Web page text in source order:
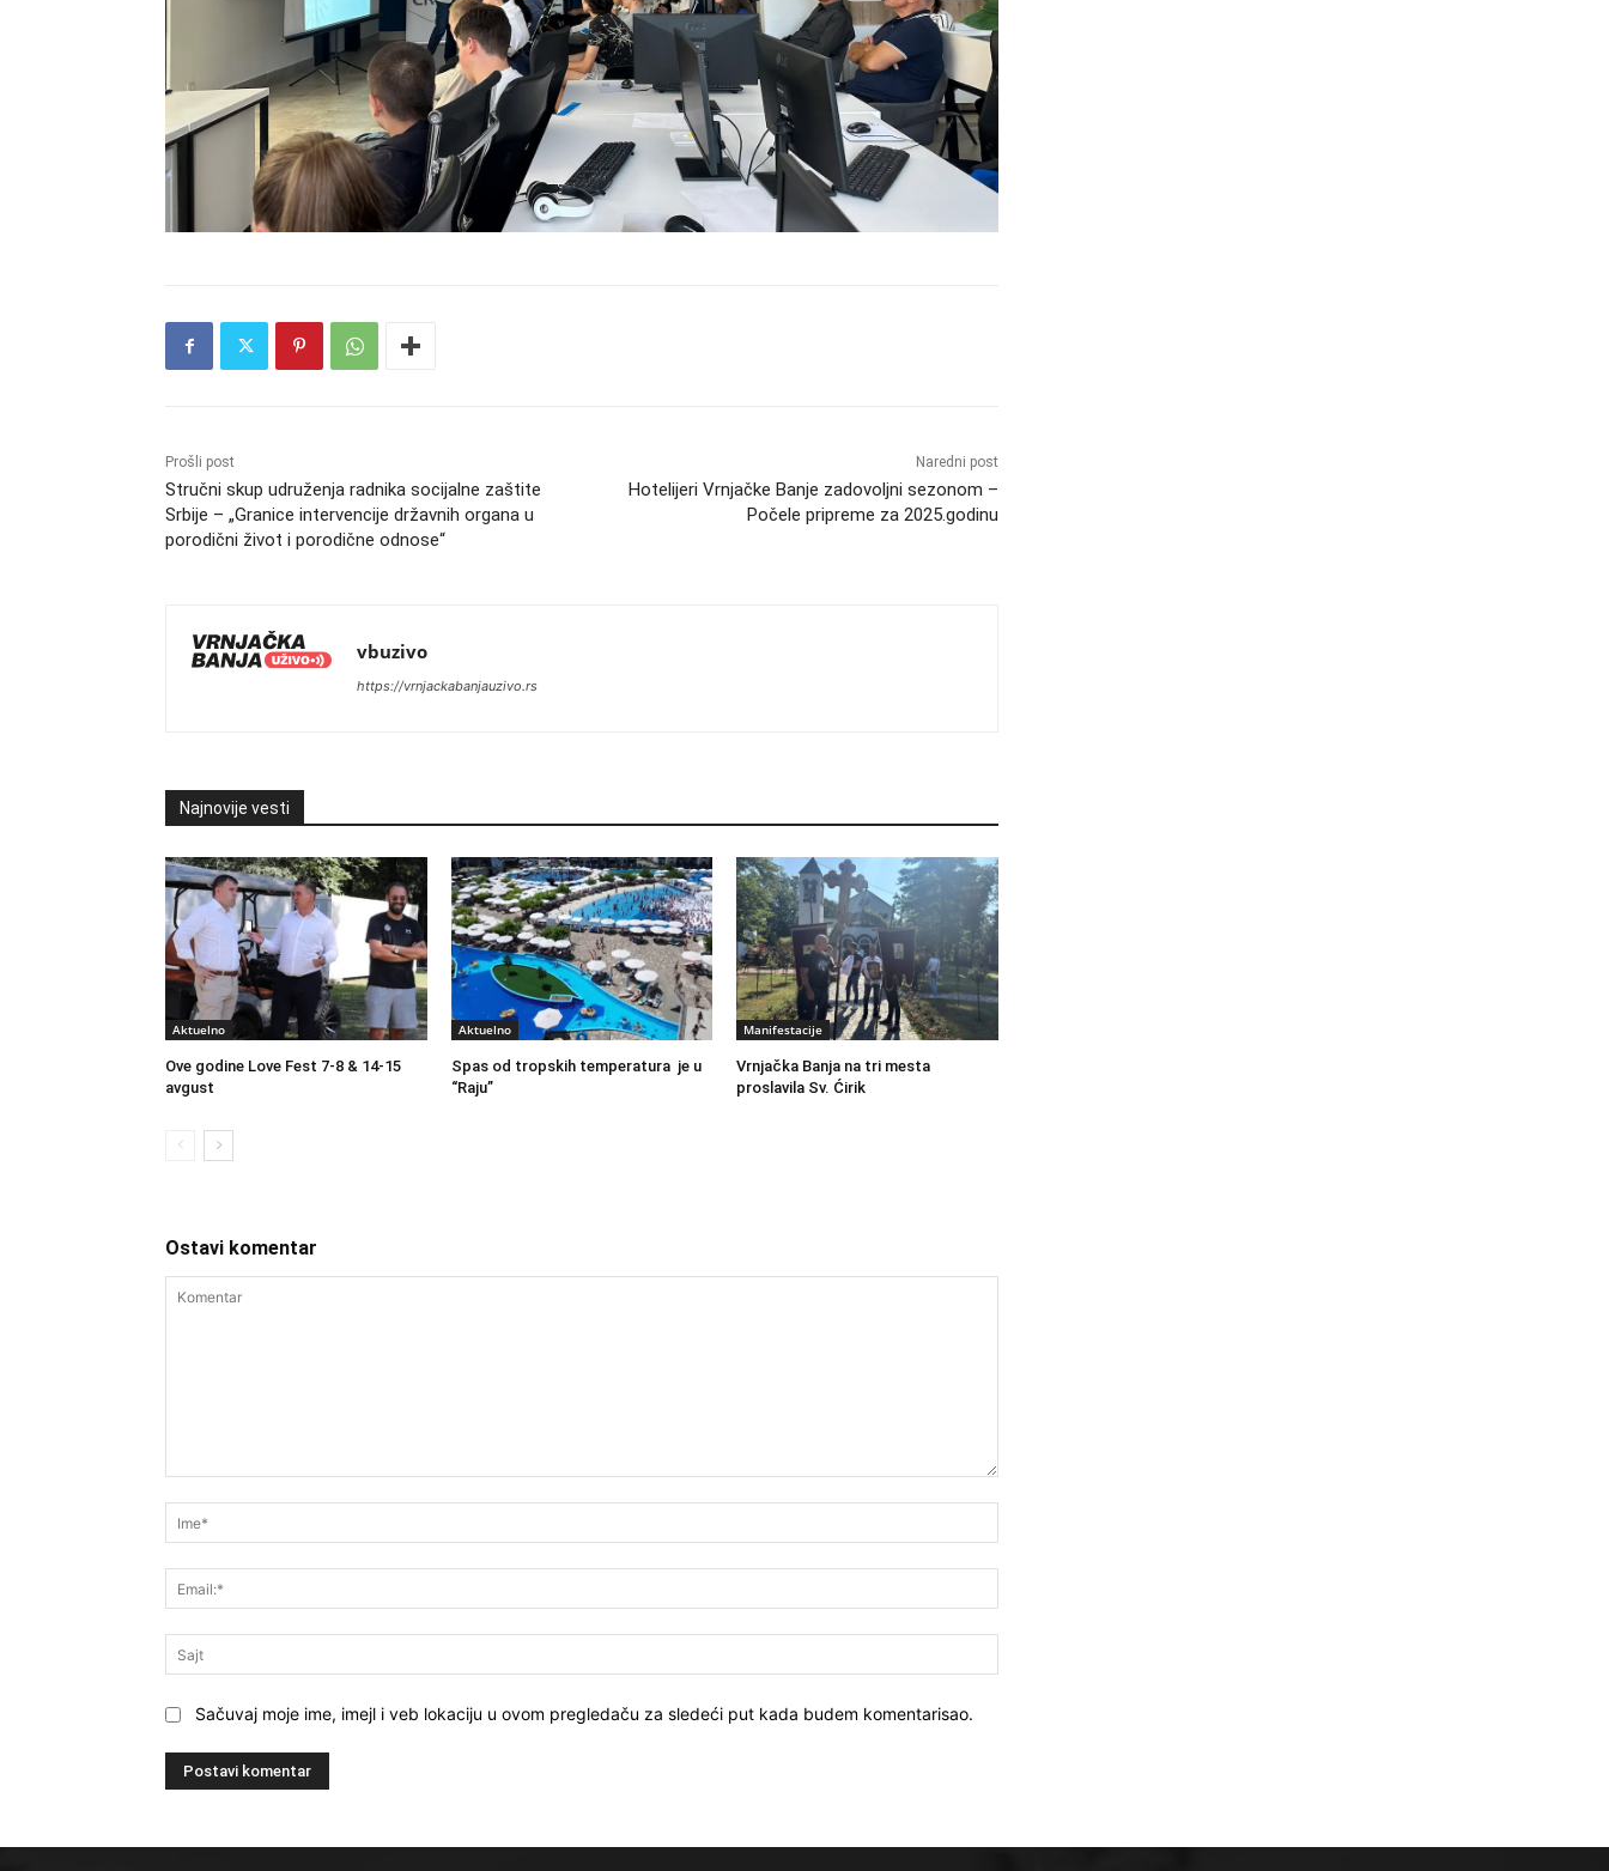
Prošli post
Stručni skup udruženja radnika socijalne zaštite
Srbije – „Granice intervencije državnih organa u
porodični život i porodične odnose“
Naredni post
Hotelijeri Vrnjačke Banje zadovoljni sezonom –
Počele pripreme za 2025.godinu
vbuzivo
https://vrnjackabanjauzivo.rs
Najnovije vesti
Aktuelno
Ove godine Love Fest 7-8 & 14-15
avgust
Aktuelno
Spas od tropskih temperatura je u
“Raju”
Manifestacije
Vrnjačka Banja na tri mesta
proslavila Sv. Ćirik
Ostavi komentar
Sačuvaj moje ime, imejl i veb lokaciju u ovom pregledaču za sledeći put kada budem komentarisao.